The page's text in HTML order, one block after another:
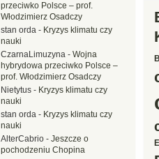
przeciwko Polsce – prof.
Włodzimierz Osadczy
stan orda - Kryzys klimatu czy
nauki
CzarnaLimuzyna - Wojna
hybrydowa przeciwko Polsce –
prof. Włodzimierz Osadczy
Nietytus - Kryzys klimatu czy
nauki
stan orda - Kryzys klimatu czy
nauki
AlterCabrio - Jeszcze o
pochodzeniu Chopina